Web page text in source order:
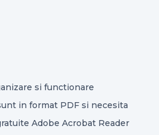
PUBLIC
si functionare
in format PDF si necesita
Adobe Acrobat Reader